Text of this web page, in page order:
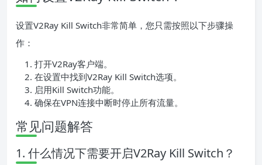
设置V2Ray Kill Switch非常简单，您只需按照以下步骤操
作：
打开V2Ray客户端。
在设置中找到V2Ray Kill Switch选项。
启用Kill Switch功能。
确保在VPN连接中断时停止所有流量。
常见问题解答
1. 什么情况下需要开启V2Ray Kill Switch？